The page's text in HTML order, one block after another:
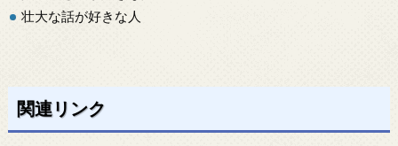
壮大な話が好きな人
関連リンク